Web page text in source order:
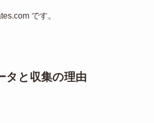
です。
タと収集の理由